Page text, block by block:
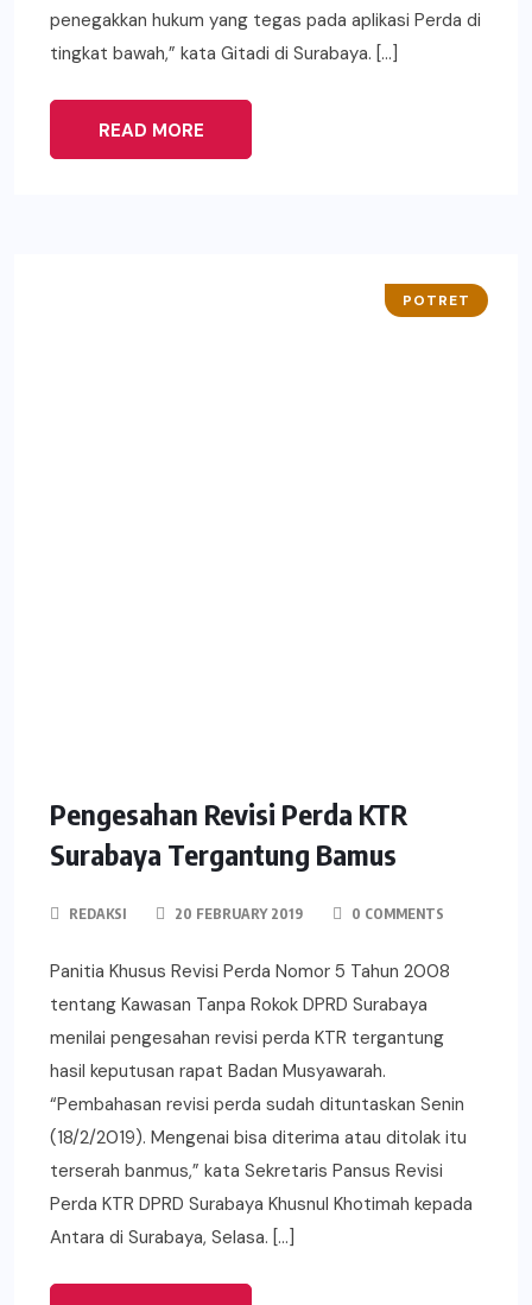
penegakkan hukum yang tegas pada aplikasi Perda di
tingkat bawah,” kata Gitadi di Surabaya. […]
READ MORE
POTRET
Pengesahan Revisi Perda KTR
Surabaya Tergantung Bamus
REDAKSI 20 FEBRUARY 2019 0 COMMENTS
Panitia Khusus Revisi Perda Nomor 5 Tahun 2008
tentang Kawasan Tanpa Rokok DPRD Surabaya
menilai pengesahan revisi perda KTR tergantung
hasil keputusan rapat Badan Musyawarah.
“Pembahasan revisi perda sudah dituntaskan Senin
(18/2/2019). Mengenai bisa diterima atau ditolak itu
terserah banmus,” kata Sekretaris Pansus Revisi
Perda KTR DPRD Surabaya Khusnul Khotimah kepada
Antara di Surabaya, Selasa. […]